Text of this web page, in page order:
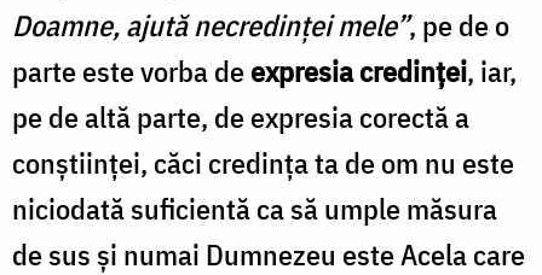
Doamne, ajută necredinței mele”, pe de o
parte este vorba deexpresia credinței, iar,
pe de altă parte, de expresia corectă a
conștiinței, căci credința ta de om nu este
niciodată suficientă ca să umple măsura
de sus și numai Dumnezeu este Acela care